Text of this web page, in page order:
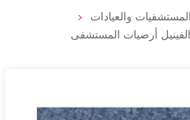
والعيادات
أرضيات المستشفى